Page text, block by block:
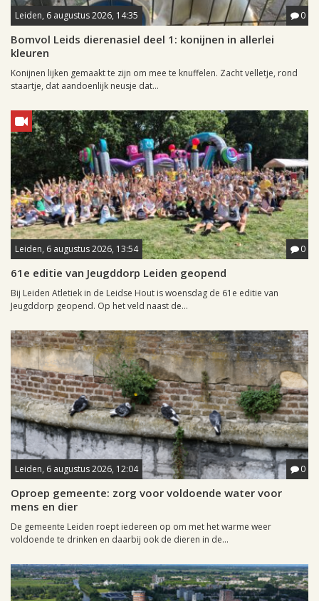
Leiden, 6 augustus 2026, 14:35 0
Bomvol Leids dierenasiel deel 1: konijnen in allerlei
kleuren
Konijnen lijken gemaakt te zijn om mee te knuffelen. Zacht velletje, rond
staartje, dat aandoenlijk neusje dat...
Leiden, 6 augustus 2026, 13:54 0
61e editie van Jeugddorp Leiden geopend
Bij Leiden Atletiek in de Leidse Hout is woensdag de 61e editie van
Jeugddorp geopend. Op het veld naast de...
Leiden, 6 augustus 2026, 12:04 0
Oproep gemeente: zorg voor voldoende water voor
mens en dier
De gemeente Leiden roept iedereen op om met het warme weer
voldoende te drinken en daarbij ook de dieren in de...